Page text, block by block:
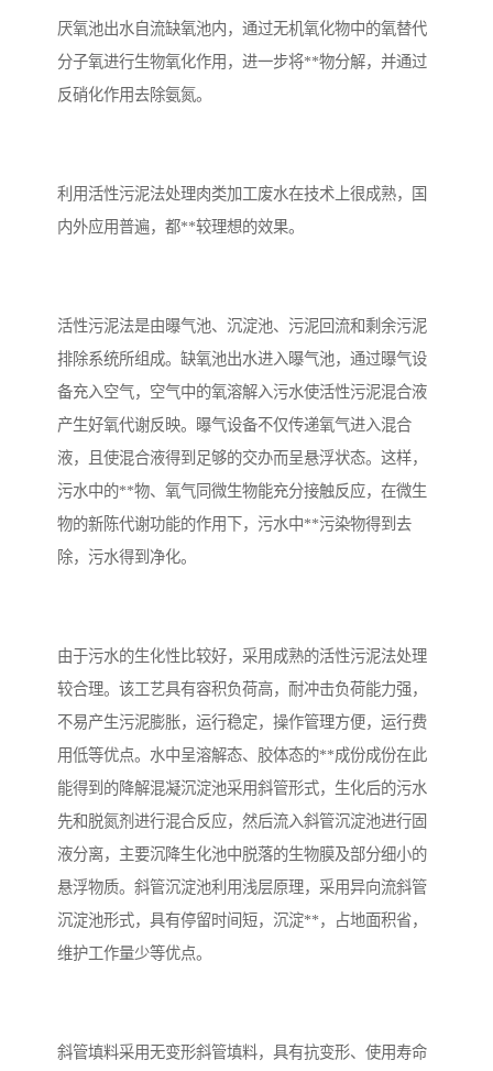
厌氧池出水自流缺氧池内，通过无机氧化物中的氧替代
分子氧进行生物氧化作用，进一步将**物分解，并通过
反硝化作用去除氨氮。
利用活性污泥法处理肉类加工废水在技术上很成熟，国
内外应用普遍，都**较理想的效果。
活性污泥法是由曝气池、沉淀池、污泥回流和剩余污泥
排除系统所组成。缺氧池出水进入曝气池，通过曝气设
备充入空气，空气中的氧溶解入污水使活性污泥混合液
产生好氧代谢反映。曝气设备不仅传递氧气进入混合
液，且使混合液得到足够的交办而呈悬浮状态。这样，
污水中的**物、氧气同微生物能充分接触反应，在微生
物的新陈代谢功能的作用下，污水中**污染物得到去
除，污水得到净化。
由于污水的生化性比较好，采用成熟的活性污泥法处理
较合理。该工艺具有容积负荷高，耐冲击负荷能力强，
不易产生污泥膨胀，运行稳定，操作管理方便，运行费
用低等优点。水中呈溶解态、胶体态的**成份成份在此
能得到的降解混凝沉淀池采用斜管形式，生化后的污水
先和脱氮剂进行混合反应，然后流入斜管沉淀池进行固
液分离，主要沉降生化池中脱落的生物膜及部分细小的
悬浮物质。斜管沉淀池利用浅层原理，采用异向流斜管
沉淀池形式，具有停留时间短，沉淀**，占地面积省，
维护工作量少等优点。
斜管填料采用无变形斜管填料，具有抗变形、使用寿命
肉制品加工污水处理设备 农村一体化污水处理设备
金属配件洗涤污水处理设
接触式一体化污水处理设 化粪池一体化污水处理设
净水设备反渗透 奶制品加工污水处理设备
喷漆污水处理设备 污水处理设备设备生产厂
家
屠宰场一体化污水处设备
生产厂家
餐厨垃圾污水处理设备
洗车污水处理设备 变电站污水处理设备
熟食厂污水处理设备
农村生活污水处理设备 玻璃钢污水处理设备
疗养院污水处理设备 屠宰场污水处理
生活污水处理设备 医疗污水处理设备
风景区生活一体化设备 纺织印染废水
豆制品污水